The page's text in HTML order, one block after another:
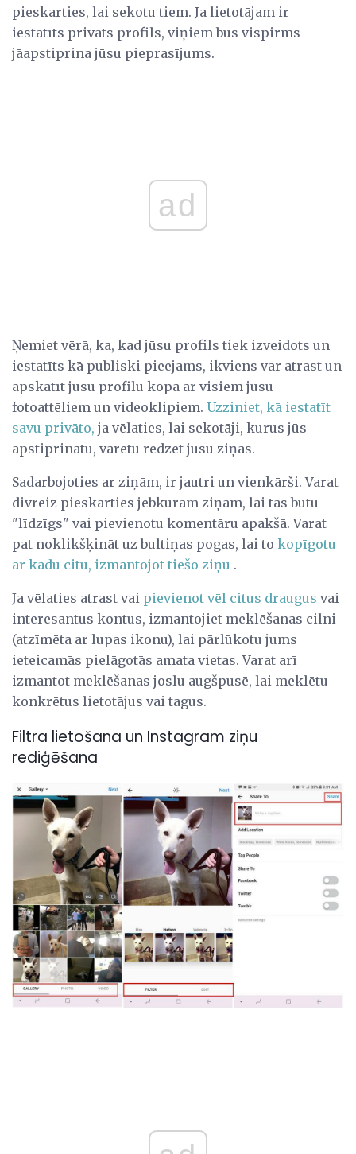
pieskarties, lai sekotu tiem. Ja lietotājam ir
iestatīts privāts profils, viņiem būs vispirms
jāapstiprina jūsu pieprasījums.
ad
Ņemiet vērā, ka, kad jūsu profils tiek izveidots un
iestatīts kā publiski pieejams, ikviens var atrast un
apskatīt jūsu profilu kopā ar visiem jūsu
fotoattēliem un videoklipiem. Uzziniet, kā iestatīt
savu privāto, ja vēlaties, lai sekotāji, kurus jūs
apstiprinātu, varētu redzēt jūsu ziņas.
Sadarbojoties ar ziņām, ir jautri un vienkārši. Varat
divreiz pieskarties jebkuram ziņam, lai tas būtu
"līdzīgs" vai pievienotu komentāru apakšā. Varat
pat noklikšķināt uz bultiņas pogas, lai to kopīgotu
ar kādu citu, izmantojot tiešo ziņu .
Ja vēlaties atrast vai pievienot vēl citus draugus vai
interesantus kontus, izmantojiet meklēšanas cilni
(atzīmēta ar lupas ikonu), lai pārlūkotu jums
ieteicamās pielāgotās amata vietas. Varat arī
izmantot meklēšanas joslu augšpusē, lai meklētu
konkrētus lietotājus vai tagus.
Filtra lietošana un Instagram ziņu
rediģēšana